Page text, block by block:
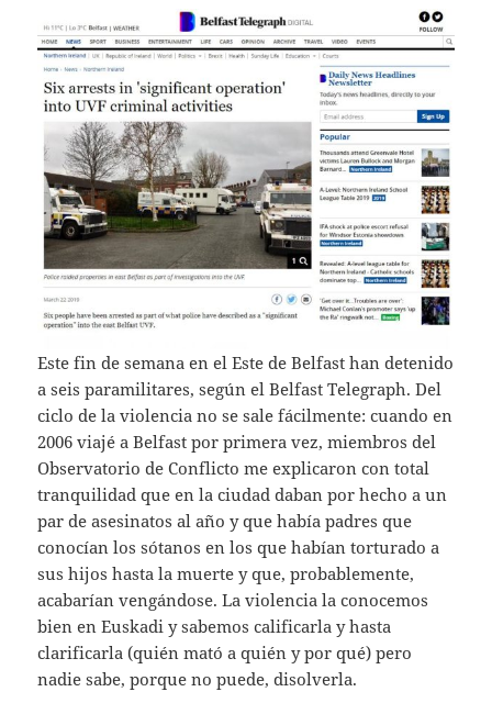
Este fin de semana en el Este de Belfast han detenido
a seis paramilitares, según el Belfast Telegraph. Del
ciclo de la violencia no se sale fácilmente: cuando en
2006 viajé a Belfast por primera vez, miembros del
Observatorio de Conflicto me explicaron con total
tranquilidad que en la ciudad daban por hecho a un
par de asesinatos al año y que había padres que
conocían los sótanos en los que habían torturado a
sus hijos hasta la muerte y que, probablemente,
acabarían vengándose. La violencia la conocemos
bien en Euskadi y sabemos calificarla y hasta
clarificarla (quién mató a quién y por qué) pero
nadie sabe, porque no puede, disolverla.